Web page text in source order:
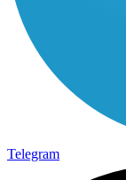
Telegram